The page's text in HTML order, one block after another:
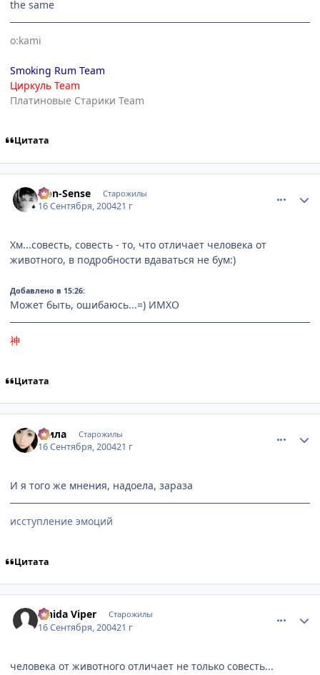
the same
o:kami
Smoking Rum Team
Циркуль Team
Платиновые Старики Team
Цитата
Non-Sense Старожилы
16 Сентября, 200421 г
Хм...совесть, совесть - то, что отличает человека от
животного, в подробности вдаваться не бум:)
Добавлено в 15:26:
Может быть, ошибаюсь...=) ИМХО
神
Цитата
Мила Старожилы
16 Сентября, 200421 г
И я того же мнения, надоела, зараза
исступление эмоций
Цитата
Ishida Viper Старожилы
16 Сентября, 200421 г
человека от животного отличает не только совесть...